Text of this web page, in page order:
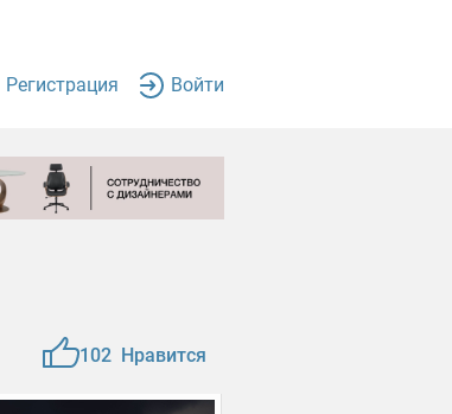
Регистрация Войти
102 Нравится